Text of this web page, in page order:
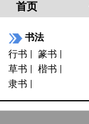
首页
书法
行书
篆书
草书
楷书
隶书